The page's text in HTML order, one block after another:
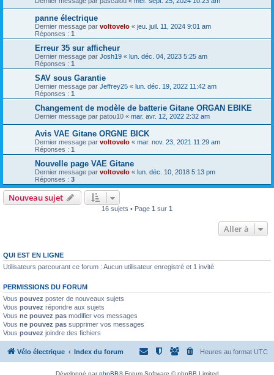
panne électrique
Dernier message par voltovelo « jeu. juil. 11, 2024 9:01 am
Réponses : 1
Erreur 35 sur afficheur
Dernier message par Josh19 « lun. déc. 04, 2023 5:25 am
Réponses : 1
SAV sous Garantie
Dernier message par Jeffrey25 « lun. déc. 19, 2022 11:42 am
Réponses : 1
Changement de modèle de batterie Gitane ORGAN EBIKE
Dernier message par patou10 « mar. avr. 12, 2022 2:32 am
Avis VAE Gitane ORGNE BICK
Dernier message par voltovelo « mar. nov. 23, 2021 11:29 am
Réponses : 1
Nouvelle page VAE Gitane
Dernier message par voltovelo « lun. déc. 10, 2018 5:13 pm
Réponses : 3
Nouveau sujet
16 sujets • Page 1 sur 1
Aller à
QUI EST EN LIGNE
Utilisateurs parcourant ce forum : Aucun utilisateur enregistré et 1 invité
PERMISSIONS DU FORUM
Vous pouvez poster de nouveaux sujets
Vous pouvez répondre aux sujets
Vous ne pouvez pas modifier vos messages
Vous ne pouvez pas supprimer vos messages
Vous pouvez joindre des fichiers
Vélo électrique Index du forum Heures au format UTC
Développé parphpBB® Forum Software © phpBB Limited